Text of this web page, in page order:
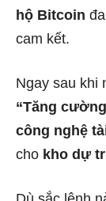
hộ Bitcoin
cam kết.
Ngay sau khi
“Tăng
công nghệ
cho kho dự